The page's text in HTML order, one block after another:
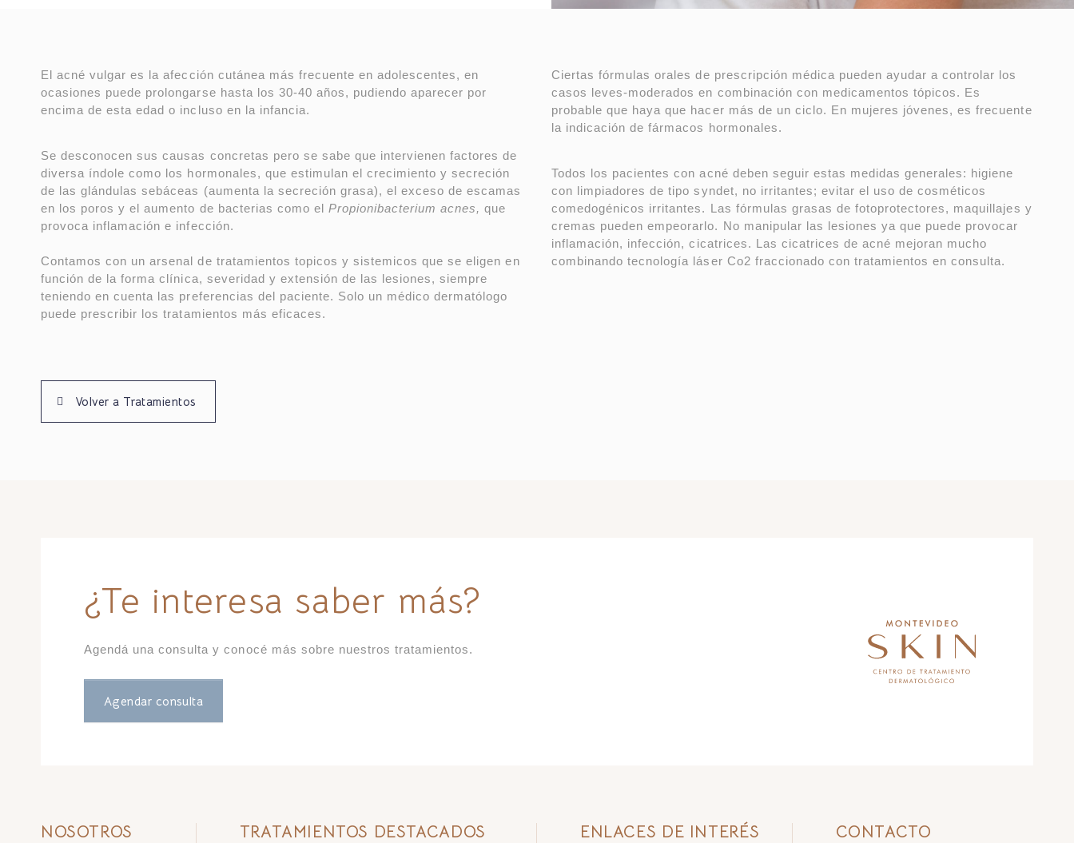
El acné vulgar es la afección cutánea más frecuente en adolescentes, en
ocasiones puede prolongarse hasta los 30-40 años, pudiendo aparecer por
encima de esta edad o incluso en la infancia.
Se desconocen sus causas concretas pero se sabe que intervienen factores de
diversa índole como los hormonales, que estimulan el crecimiento y secreción
de las glándulas sebáceas (aumenta la secreción grasa), el exceso de escamas
en los poros y el aumento de bacterias como el Propionibacterium acnes, que
provoca inflamación e infección.
Contamos con un arsenal de tratamientos topicos y sistemicos que se eligen en
función de la forma clínica, severidad y extensión de las lesiones, siempre
teniendo en cuenta las preferencias del paciente. Solo un médico dermatólogo
puede prescribir los tratamientos más eficaces.
Ciertas fórmulas orales de prescripción médica pueden ayudar a controlar los
casos leves-moderados en combinación con medicamentos tópicos. Es
probable que haya que hacer más de un ciclo. En mujeres jóvenes, es frecuente
la indicación de fármacos hormonales.
Todos los pacientes con acné deben seguir estas medidas generales: higiene
con limpiadores de tipo syndet, no irritantes; evitar el uso de cosméticos
comedogénicos irritantes. Las fórmulas grasas de fotoprotectores, maquillajes y
cremas pueden empeorarlo. No manipular las lesiones ya que puede provocar
inflamación, infección, cicatrices. Las cicatrices de acné mejoran mucho
combinando tecnología láser Co2 fraccionado con tratamientos en consulta.
Volver a Tratamientos
¿Te interesa saber más?
Agendá una consulta y conocé más sobre nuestros tratamientos.
Agendar consulta
NOSOTROS TRATAMIENTOS DESTACADOS ENLACES DE INTERÉS CONTACTO